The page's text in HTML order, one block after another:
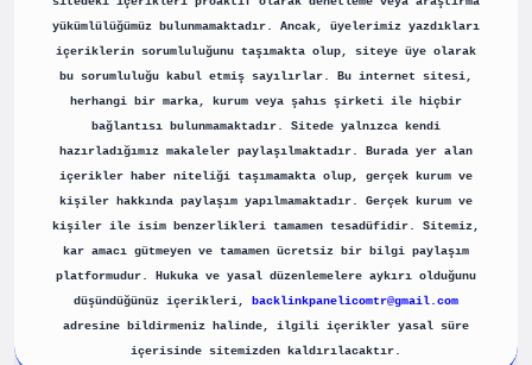
yükümlülüğümüz bulunmamaktadır. Ancak, üyelerimiz yazdıkları
içeriklerin sorumluluğunu taşımakta olup, siteye üye olarak
bu sorumluluğu kabul etmiş sayılırlar. Bu internet sitesi,
herhangi bir marka, kurum veya şahıs şirketi ile hiçbir
bağlantısı bulunmamaktadır. Sitede yalnızca kendi
hazırladığımız makaleler paylaşılmaktadır. Burada yer alan
içerikler haber niteliği taşımamakta olup, gerçek kurum ve
kişiler hakkında paylaşım yapılmamaktadır. Gerçek kurum ve
kişiler ile isim benzerlikleri tamamen tesadüfidir. Sitemiz,
kar amacı gütmeyen ve tamamen ücretsiz bir bilgi paylaşım
platformudur. Hukuka ve yasal düzenlemelere aykırı olduğunu
düşündüğünüz içerikleri,
backlinkpanelicomtr@gmail.com
adresine bildirmeniz halinde, ilgili içerikler yasal süre
içerisinde sitemizden kaldırılacaktır.